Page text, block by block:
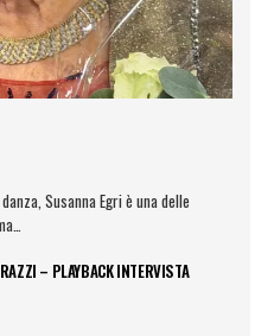
Susanna Egri è una delle
– PLAYBACK INTERVISTA